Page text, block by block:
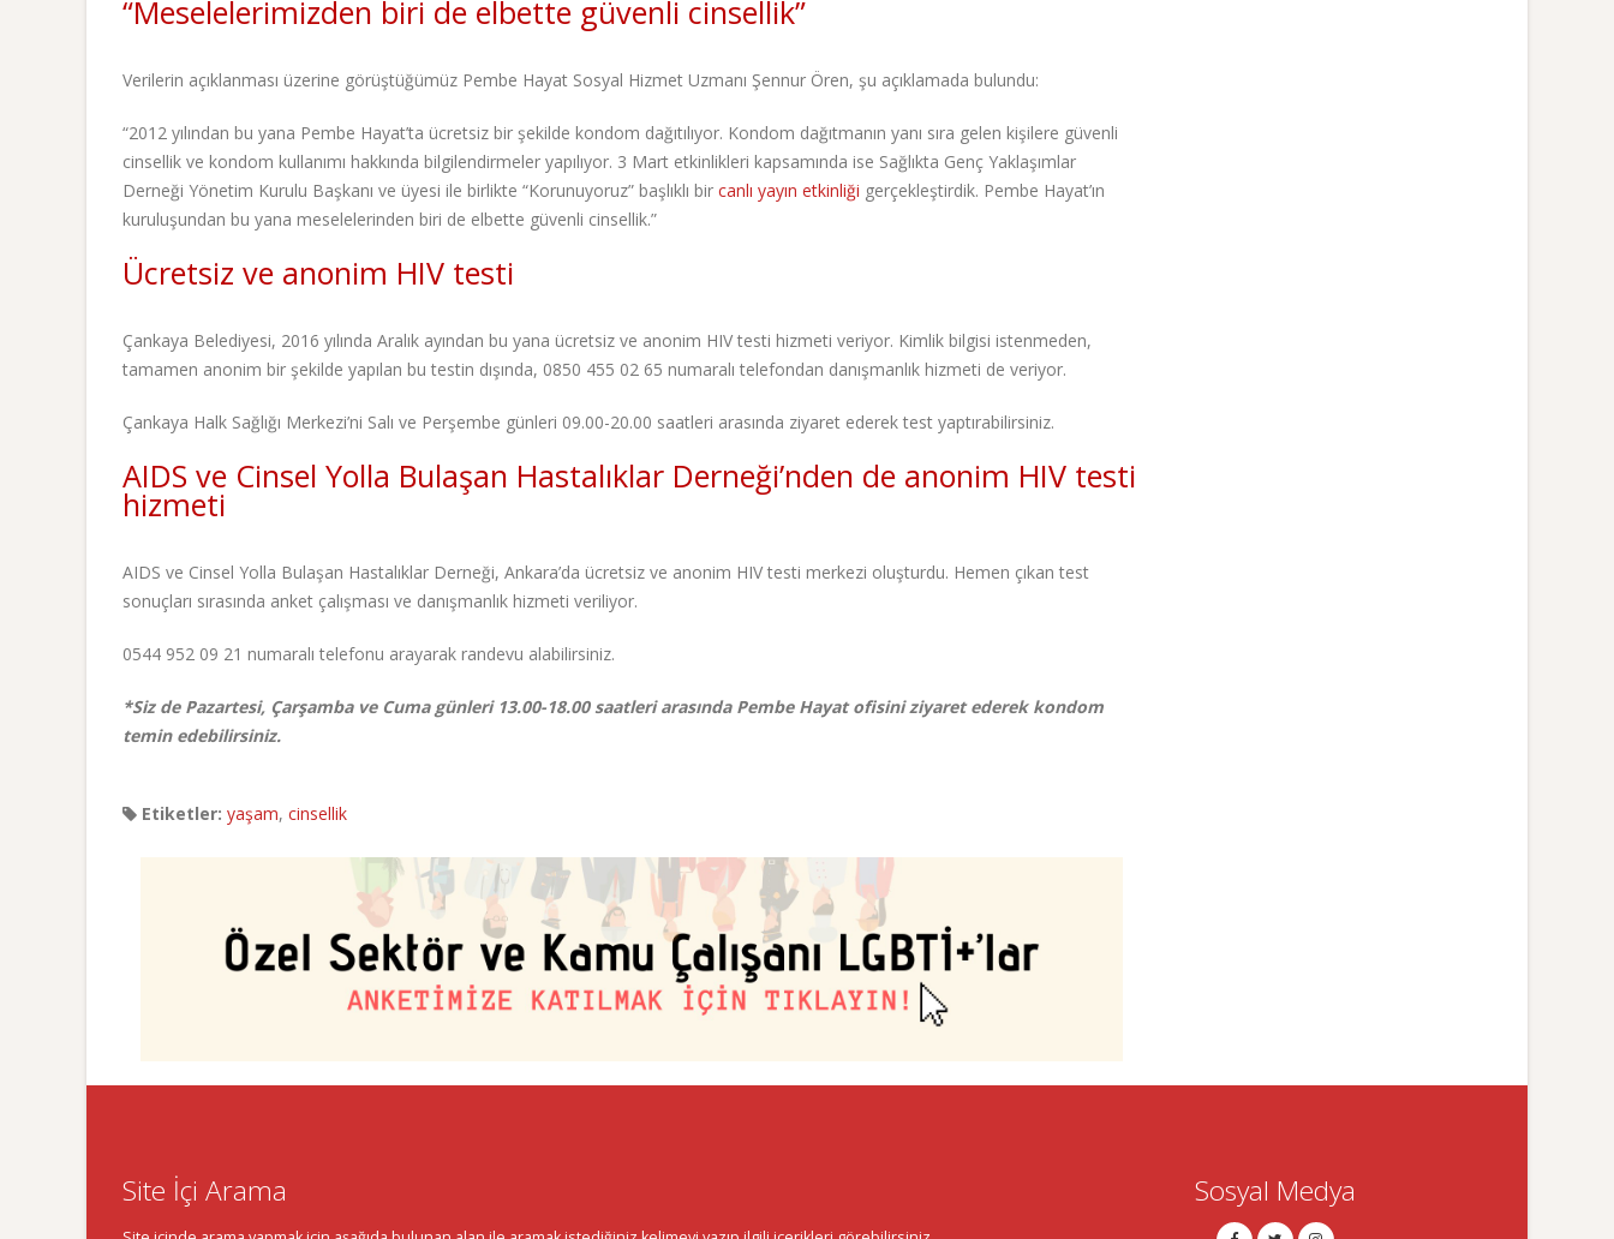
“Meselelerimizden biri de elbette güvenli cinsellik”
Verilerin açıklanması üzerine görüştüğümüz Pembe Hayat Sosyal Hizmet Uzmanı Şennur Ören, şu açıklamada bulundu:
“2012 yılından bu yana Pembe Hayat’ta ücretsiz bir şekilde kondom dağıtılıyor. Kondom dağıtmanın yanı sıra gelen kişilere güvenli
cinsellik ve kondom kullanımı hakkında bilgilendirmeler yapılıyor. 3 Mart etkinlikleri kapsamında ise Sağlıkta Genç Yaklaşımlar
Derneği Yönetim Kurulu Başkanı ve üyesi ile birlikte “Korunuyoruz” başlıklı bir canlı yayın etkinliği gerçekleştirdik. Pembe Hayat’ın
kuruluşundan bu yana meselelerinden biri de elbette güvenli cinsellik.”
Ücretsiz ve anonim HIV testi
Çankaya Belediyesi, 2016 yılında Aralık ayından bu yana ücretsiz ve anonim HIV testi hizmeti veriyor. Kimlik bilgisi istenmeden,
tamamen anonim bir şekilde yapılan bu testin dışında, 0850 455 02 65 numaralı telefondan danışmanlık hizmeti de veriyor.
Çankaya Halk Sağlığı Merkezi’ni Salı ve Perşembe günleri 09.00-20.00 saatleri arasında ziyaret ederek test yaptırabilirsiniz.
AIDS ve Cinsel Yolla Bulaşan Hastalıklar Derneği’nden de anonim HIV testi
hizmeti
AIDS ve Cinsel Yolla Bulaşan Hastalıklar Derneği, Ankara’da ücretsiz ve anonim HIV testi merkezi oluşturdu. Hemen çıkan test
sonuçları sırasında anket çalışması ve danışmanlık hizmeti veriliyor.
0544 952 09 21 numaralı telefonu arayarak randevu alabilirsiniz.
*Siz de Pazartesi, Çarşamba ve Cuma günleri 13.00-18.00 saatleri arasında Pembe Hayat ofisini ziyaret ederek kondom
temin edebilirsiniz.
Etiketler: yaşam, cinsellik
Site İçi Arama Sosyal Medya